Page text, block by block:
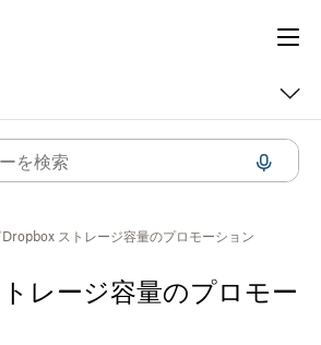
Dropbox ストレージ容量のプロモーション
レージ容量のプロモー